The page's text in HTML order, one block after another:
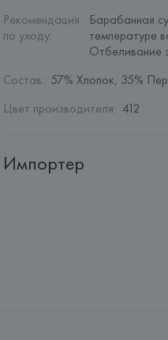
Рекомендация
по уходу:
Барабанная
температуре
Отбеливание
Состав: 57% Хлопок, 35%
Цвет производителя: 412
Импортер